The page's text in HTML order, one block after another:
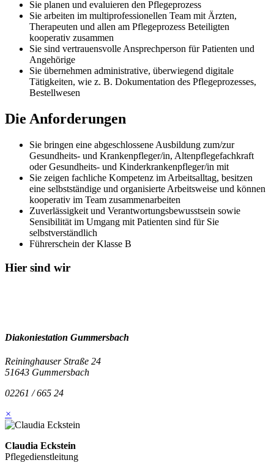
Sie planen und evaluieren den Pflegeprozess
Sie arbeiten im multiprofessionellen Team mit Ärzten,
Therapeuten und allen am Pflegeprozess Beteiligten
kooperativ zusammen
Sie sind vertrauensvolle Ansprechperson für Patienten und
Angehörige
Sie übernehmen administrative, überwiegend digitale
Tätigkeiten, wie z. B. Dokumentation des Pflegeprozesses,
Bestellwesen
Die Anforderungen
Sie bringen eine abgeschlossene Ausbildung zum/zur
Gesundheits- und Krankenpfleger/in, Altenpflegefachkraft
oder Gesundheits- und Kinderkrankenpfleger/in mit
Sie zeigen fachliche Kompetenz im Arbeitsalltag, besitzen
eine selbstständige und organisierte Arbeitsweise und können
kooperativ im Team zusammenarbeiten
Zuverlässigkeit und Verantwortungsbewusstsein sowie
Sensibilität im Umgang mit Patienten sind für Sie
selbstverständlich
Führerschein der Klasse B
Hier sind wir
Diakoniestation Gummersbach
Reininghauser Straße 24
51643 Gummersbach
02261 / 665 24
×
Claudia Eckstein
Pflegedienstleitung